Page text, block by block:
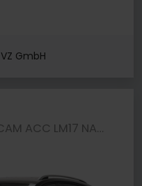
GmbH
Touran 1.5 ENERGY 7SITZE CAM ACC LM17 NAVI